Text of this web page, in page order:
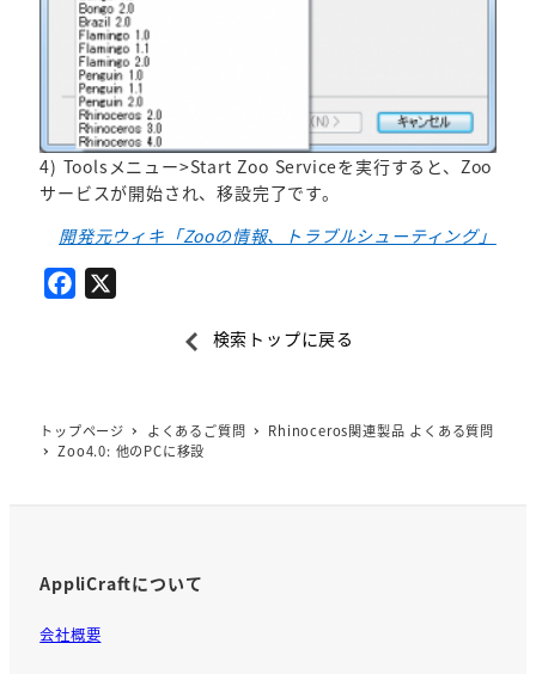
4) Toolsメニュー>Start Zoo Serviceを実行すると、Zoo
サービスが開始され、移設完了です。
開発元ウィキ「Zooの情報、トラブルシューティング」
o
検索トップに戻る
トップページ よくあるご質問
Rhinoceros関連製品 よくある質問
Zoo4.0: 他のPCに移設
AppliCraftについて
会社概要